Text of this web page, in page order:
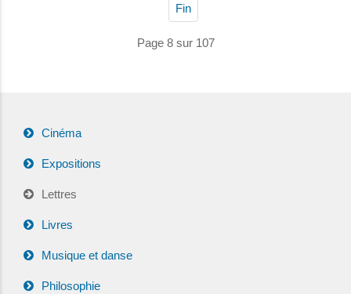
Fin
Page 8 sur 107
Cinéma
Expositions
Lettres
Livres
Musique et danse
Philosophie